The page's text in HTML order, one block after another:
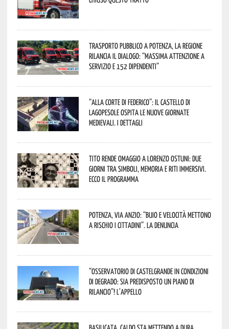
Trasporto pubblico a Potenza, la Regione
rilancia il dialogo: “Massima attenzione a
servizio e 152 dipendenti”
“Alla corte di Federico”: il Castello di
Lagopesole ospita le nuove Giornate
Medievali. I dettagli
Tito rende omaggio a Lorenzo Ostuni: due
giorni tra simboli, memoria e riti immersivi.
Ecco il programma
Potenza, Via Anzio: “Buio e velocità mettono
a rischio i cittadini”. La denuncia
“Osservatorio di Castelgrande in condizioni
di degrado: sia predisposto un piano di
rilancio”! L’appello